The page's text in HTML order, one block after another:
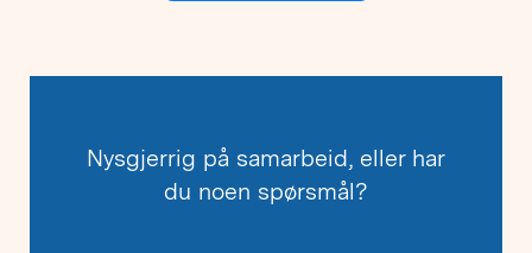
Nysgjerrig på samarbeid, eller har
du noen spørsmål?